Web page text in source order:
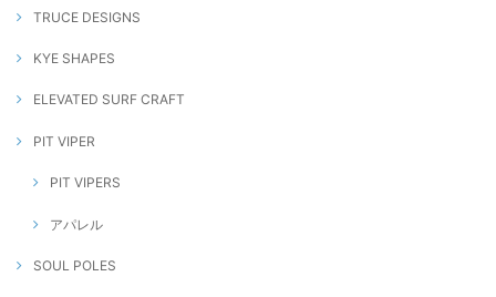
TRUCE DESIGNS
KYE SHAPES
ELEVATED SURF CRAFT
PIT VIPER
PIT VIPERS
アパレル
SOUL POLES